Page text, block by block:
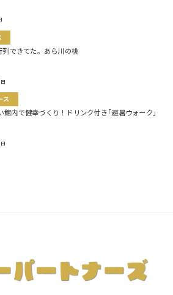
列できてた。あら川の桃
ス
館内で健幸づくり！ドリンク付き｢避暑ウォーク｣